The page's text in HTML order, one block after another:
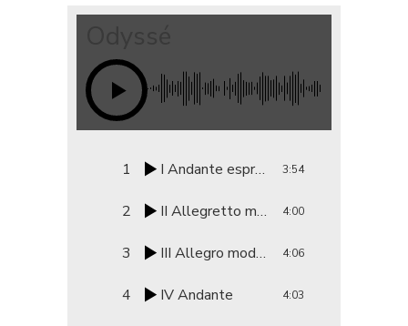
1 I Andante espressivo 3:54
2 II Allegretto marcato 4:00
3 III Allegro moderato 4:06
4 IV Andante 4:03